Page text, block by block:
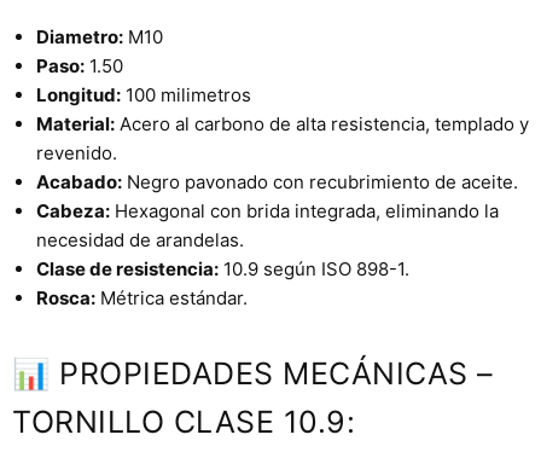
Diametro: M10
Paso: 1.50
Longitud: 100 milimetros
Material: Acero al carbono de alta resistencia, templado y
revenido.
Acabado: Negro pavonado con recubrimiento de aceite.
Cabeza: Hexagonal con brida integrada, eliminando la
necesidad de arandelas.
Clase de resistencia: 10.9 según ISO 898-1.
Rosca: Métrica estándar.
📊 PROPIEDADES MECÁNICAS –
TORNILLO CLASE 10.9: